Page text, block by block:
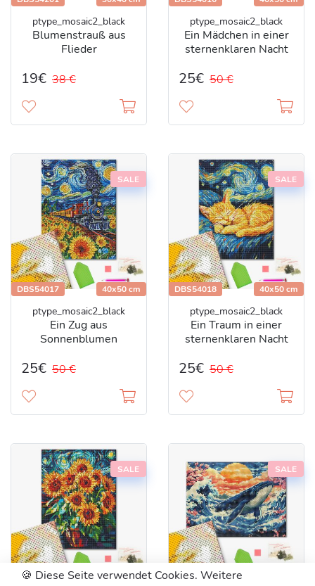
ptype_mosaic2_black
Blumenstrauß aus
Flieder
19€ 38 €
ptype_mosaic2_black
Ein Mädchen in einer
sternenklaren Nacht
25€ 50 €
SALE
DBS54017 40x50 cm
ptype_mosaic2_black
Ein Zug aus
Sonnenblumen
25€ 50 €
SALE
DBS54018 40x50 cm
ptype_mosaic2_black
Ein Traum in einer
sternenklaren Nacht
25€ 50 €
SALE
DBS54019 40x50 cm
SALE
DBS54202
🍪 Diese Seite verwendet Cookies. Weitere